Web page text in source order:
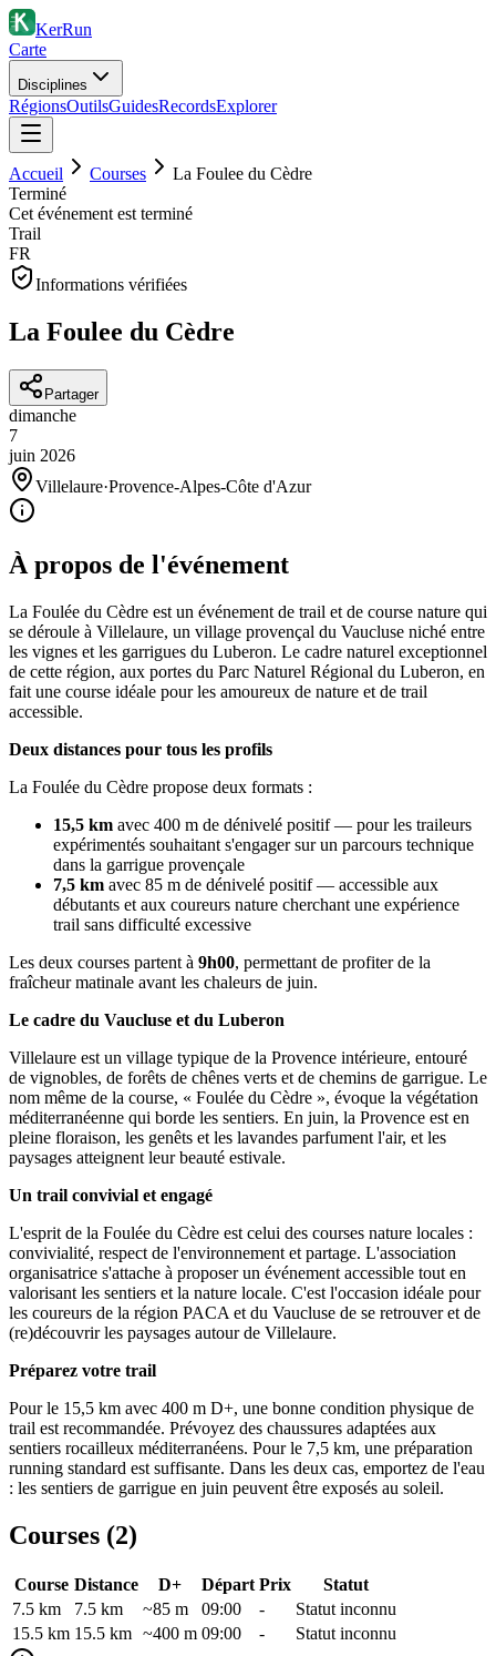
KerRun
Carte
Disciplines
RégionsOutilsGuidesRecordsExplorer
Accueil Courses
La Foulee du Cèdre
Terminé
Cet événement est terminé
Trail
FR
Informations vérifiées
La Foulee du Cèdre
Partager
dimanche
7
juin 2026
Villelaure·Provence-Alpes-Côte d'Azur
À propos de l'événement
La Foulée du Cèdre est un événement de trail et de course nature qui
se déroule à Villelaure, un village provençal du Vaucluse niché entre
les vignes et les garrigues du Luberon. Le cadre naturel exceptionnel
de cette région, aux portes du Parc Naturel Régional du Luberon, en
fait une course idéale pour les amoureux de nature et de trail
accessible.
Deux distances pour tous les profils
La Foulée du Cèdre propose deux formats :
15,5 km avec 400 m de dénivelé positif — pour les traileurs
expérimentés souhaitant s'engager sur un parcours technique
dans la garrigue provençale
7,5 km avec 85 m de dénivelé positif — accessible aux
débutants et aux coureurs nature cherchant une expérience
trail sans difficulté excessive
Les deux courses partent à 9h00, permettant de profiter de la
fraîcheur matinale avant les chaleurs de juin.
Le cadre du Vaucluse et du Luberon
Villelaure est un village typique de la Provence intérieure, entouré
de vignobles, de forêts de chênes verts et de chemins de garrigue. Le
nom même de la course, « Foulée du Cèdre », évoque la végétation
méditerranéenne qui borde les sentiers. En juin, la Provence est en
pleine floraison, les genêts et les lavandes parfument l'air, et les
paysages atteignent leur beauté estivale.
Un trail convivial et engagé
L'esprit de la Foulée du Cèdre est celui des courses nature locales :
convivialité, respect de l'environnement et partage. L'association
organisatrice s'attache à proposer un événement accessible tout en
valorisant les sentiers et la nature locale. C'est l'occasion idéale pour
les coureurs de la région PACA et du Vaucluse de se retrouver et de
(re)découvrir les paysages autour de Villelaure.
Préparez votre trail
Pour le 15,5 km avec 400 m D+, une bonne condition physique de
trail est recommandée. Prévoyez des chaussures adaptées aux
sentiers rocailleux méditerranéens. Pour le 7,5 km, une préparation
running standard est suffisante. Dans les deux cas, emportez de l'eau
: les sentiers de garrigue en juin peuvent être exposés au soleil.
Courses (2)
Course Distance D+ Départ Prix
Statut
7.5 km
7.5 km ~85 m 09:00 -
Statut inconnu
15.5 km 15.5 km ~400 m 09:00 - Statut inconnu